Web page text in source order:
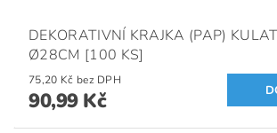
DEKORATIVNÍ KRAJKA (PAP)
Ø28CM [100 KS]
75,20 Kč bez DPH
90,99 Kč